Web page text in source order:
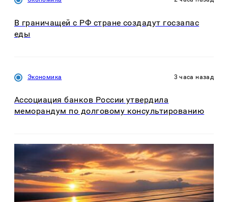
В граничащей с РФ стране создадут госзапас
еды
Экономика 3 часа назад
Ассоциация банков России утвердила
меморандум по долговому консультированию